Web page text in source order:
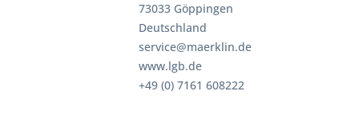
73033 Göppingen
Deutschland
service@maerklin.de
www.lgb.de
+49 (0) 7161 608222